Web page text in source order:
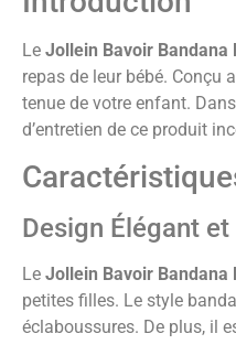
Le Jollein Bavoir Bandana
repas de leur bébé. Conçu
tenue de votre enfant.
d’entretien de ce produit
Design Élégant
Le Jollein Bavoir Bandana
petites filles. Le style
éclaboussures. De plus, il